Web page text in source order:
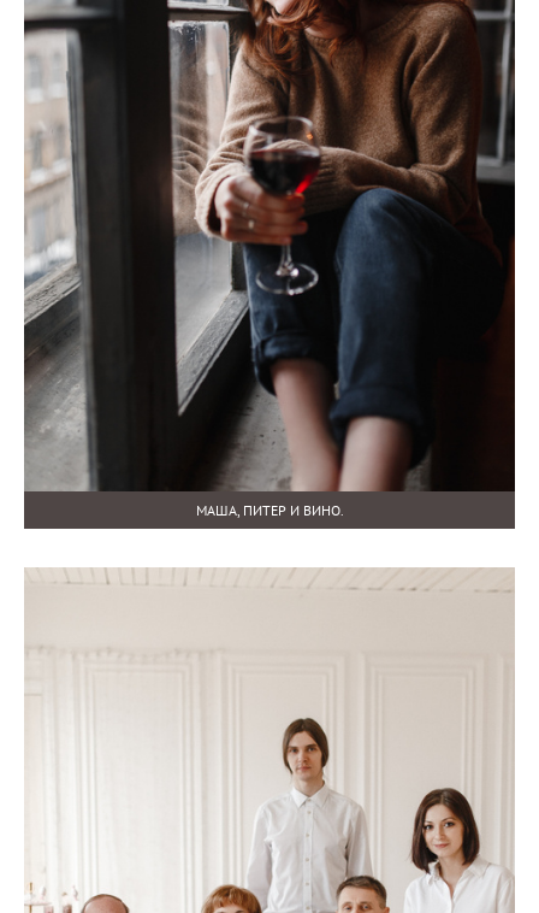
МАША, ПИТЕР И ВИНО.